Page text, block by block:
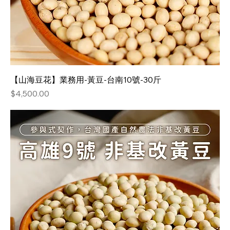
【山海豆花】業務用-黃豆-台南10號-30斤
價格
$4,500.00